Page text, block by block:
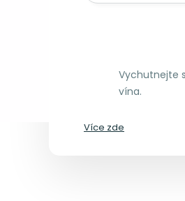
Vychutnejte
vína.
Více zde